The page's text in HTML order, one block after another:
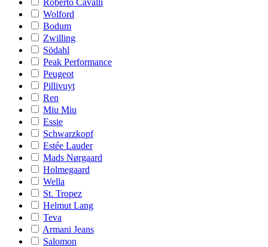
Roberto Cavalli
Wolford
Bodum
Zwilling
Södahl
Peak Performance
Peugeot
Pillivuyt
Ren
Miu Miu
Essie
Schwarzkopf
Estée Lauder
Mads Nørgaard
Holmegaard
Wella
St. Tropez
Helmut Lang
Teva
Armani Jeans
Salomon